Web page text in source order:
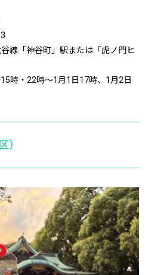
線「神谷町」駅または「虎ノ門ヒ
時・22時～1月1日17時、1月2日
）